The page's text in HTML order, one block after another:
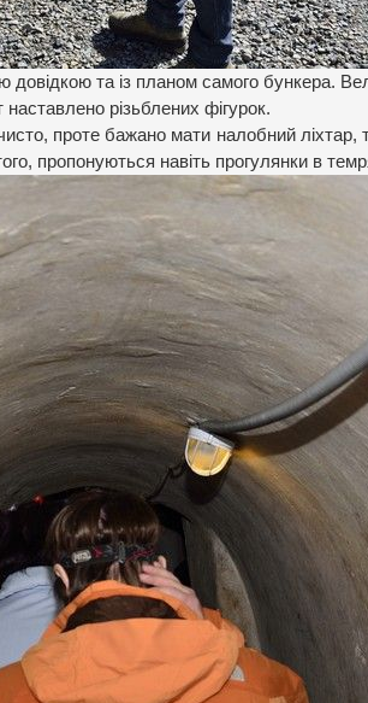
довідкою та із планом самого бункера.
різьблених фігурок.
проте бажано мати налобний ліхтар,
пропонуються навіть прогулянки в